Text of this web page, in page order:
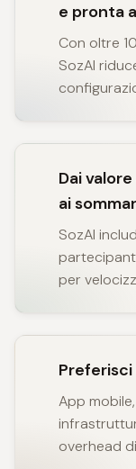
e pronta
Con oltre
SozAI
Dai
ai
SozAI
per
App
overhead